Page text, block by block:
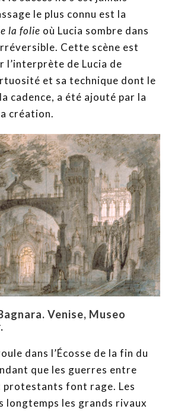
le plus connu est la
la folie où Lucia sombre dans
Cette scène est
l’interprète de Lucia de
et sa technique dont le
cadence, a été ajouté par la
création.
Venise, Museo
dans l’Écosse de la fin du
que les guerres entre
protestants font rage. Les
longtemps les grands rivaux